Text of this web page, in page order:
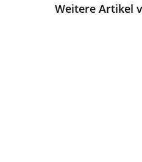
Weitere Artikel